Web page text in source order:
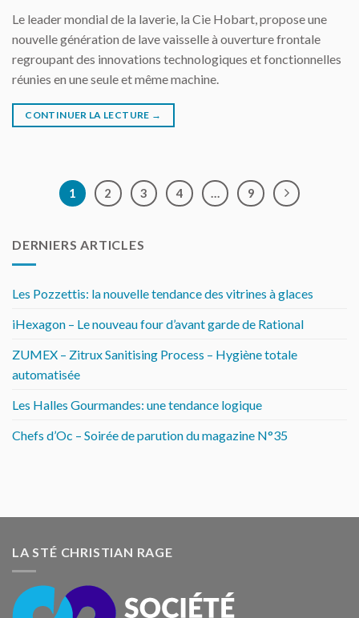
Le leader mondial de la laverie, la Cie Hobart, propose une
nouvelle génération de lave vaisselle à ouverture frontale
regroupant des innovations technologiques et fonctionnelles
réunies en une seule et même machine.
CONTINUER LA LECTURE →
1 2 3 4 … 9
DERNIERS ARTICLES
Les Pozzettis: la nouvelle tendance des vitrines à glaces
iHexagon – Le nouveau four d’avant garde de Rational
ZUMEX – Zitrux Sanitising Process – Hygiène totale
automatisée
Les Halles Gourmandes: une tendance logique
Chefs d’Oc – Soirée de parution du magazine N°35
LA STÉ CHRISTIAN RAGE